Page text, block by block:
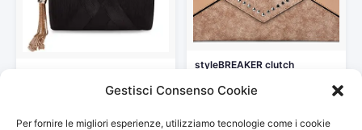
Gestisci Consenso Cookie
Per fornire le migliori esperienze, utilizziamo tecnologie come i cookie
Frange Nappe Borsa…
styleBREAKER clutch
e…